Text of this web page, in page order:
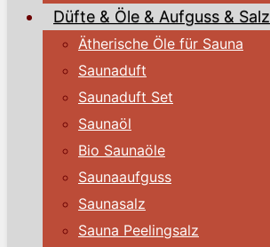
Düfte & Öle & Aufguss & Salz
Ätherische Öle für Sauna
Saunaduft
Saunaduft Set
Saunaöl
Bio Saunaöle
Saunaaufguss
Saunasalz
Sauna Peelingsalz